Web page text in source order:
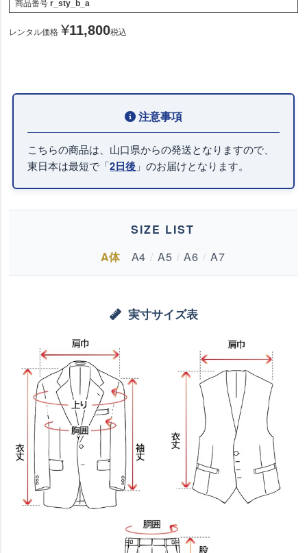
商品番号 r_sty_b_a
レンタル価格 ¥11,800税込
こちらの商品は、山口県からの発送となりますので、
東日本は最短で「2日後 」のお届けとなります。
SIZE LIST
A体
A4 / A5 / A6 / A7
実寸サイズ表